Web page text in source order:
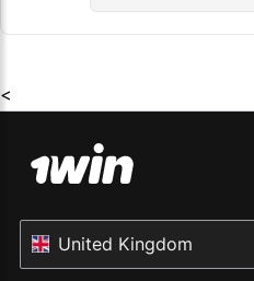
<
United Kingdom